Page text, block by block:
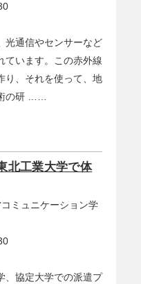
光通信やセンサーなど
ています。この赤外線
り、それを使って、地
の研 ……
北工業大学で体
ミュニケーション学
、協定大学での派遣プ